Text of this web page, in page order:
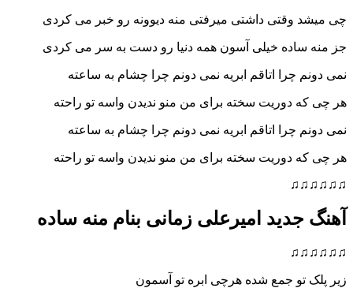
چی میشد وقتی داشتی میرفتی منه دیوونه رو خبر می کردی
جز منه ساده خیلی آسون همه دنیا رو دست به سر می کردی
نمی دونم چرا اتاقم ابریه نمی دونم چرا چشام به ساعته
هر چی که دوریت سخته برای من منو ندیدن واسه تو راحته
نمی دونم چرا اتاقم ابریه نمی دونم چرا چشام به ساعته
هر چی که دوریت سخته برای من منو ندیدن واسه تو راحته
♫♫♫♫♫♫
آهنگ جدید امیرعلی زمانی بنام منه ساده
♫♫♫♫♫♫
زیر پلک تو جمع شده هرچی ابره تو آسمون